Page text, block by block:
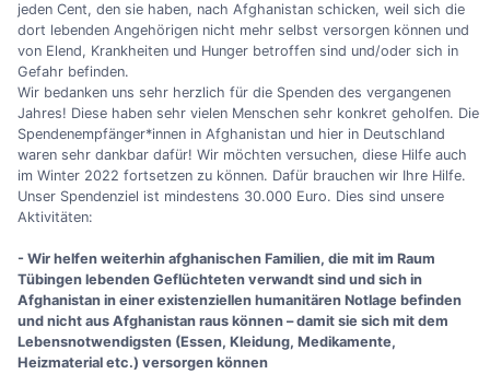
jeden Cent, den sie haben, nach Afghanistan schicken, weil sich die
dort lebenden Angehörigen nicht mehr selbst versorgen können und
von Elend, Krankheiten und Hunger betroffen sind und/oder sich in
Gefahr befinden.
Wir bedanken uns sehr herzlich für die Spenden des vergangenen
Jahres! Diese haben sehr vielen Menschen sehr konkret geholfen. Die
Spendenempfänger*innen in Afghanistan und hier in Deutschland
waren sehr dankbar dafür! Wir möchten versuchen, diese Hilfe auch
im Winter 2022 fortsetzen zu können. Dafür brauchen wir Ihre Hilfe.
Unser Spendenziel ist mindestens 30.000 Euro. Dies sind unsere
Aktivitäten:
- Wir helfen weiterhin afghanischen Familien, die mit im Raum
Tübingen lebenden Geflüchteten verwandt sind und sich in
Afghanistan in einer existenziellen humanitären Notlage befinden
und nicht aus Afghanistan raus können – damit sie sich mit dem
Lebensnotwendigsten (Essen, Kleidung, Medikamente,
Heizmaterial etc.) versorgen können